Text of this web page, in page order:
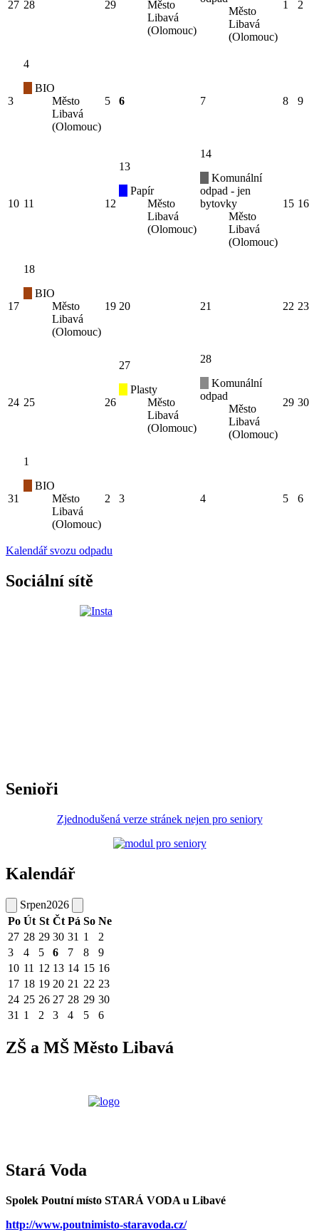
27 28 29
Město
Libavá
(Olomouc)
Město
Libavá
(Olomouc)
1 2
3
4
BIO
Město
Libavá
(Olomouc)
5 6 7 8 9
10 11 12
13
Papír
Město
Libavá
(Olomouc)
14
Komunální
odpad - jen
bytovky
Město
Libavá
(Olomouc)
15 16
17
18
BIO
Město
Libavá
(Olomouc)
19 20 21 22 23
24 25 26
27
Plasty
Město
Libavá
(Olomouc)
28
Komunální
odpad
Město
Libavá
(Olomouc)
29 30
31
1
BIO
Město
Libavá
(Olomouc)
2 3 4 5 6
Kalendář svozu odpadu
Sociální sítě
Senioři
Zjednodušená verze stránek nejen pro seniory
Kalendář
Srpen2026
Po Út St Čt Pá So Ne
27 28 29 30 31 1
2
3
4 5 6 7 8
9
10 11 12 13 14 15 16
17 18 19 20 21 22 23
24 25 26 27 28 29 30
31 1 2 3 4 5 6
ZŠ a MŠ Město Libavá
Stará Voda
Spolek Poutní místo STARÁ VODA u Libavé
http://www.poutnimisto-staravoda.cz/